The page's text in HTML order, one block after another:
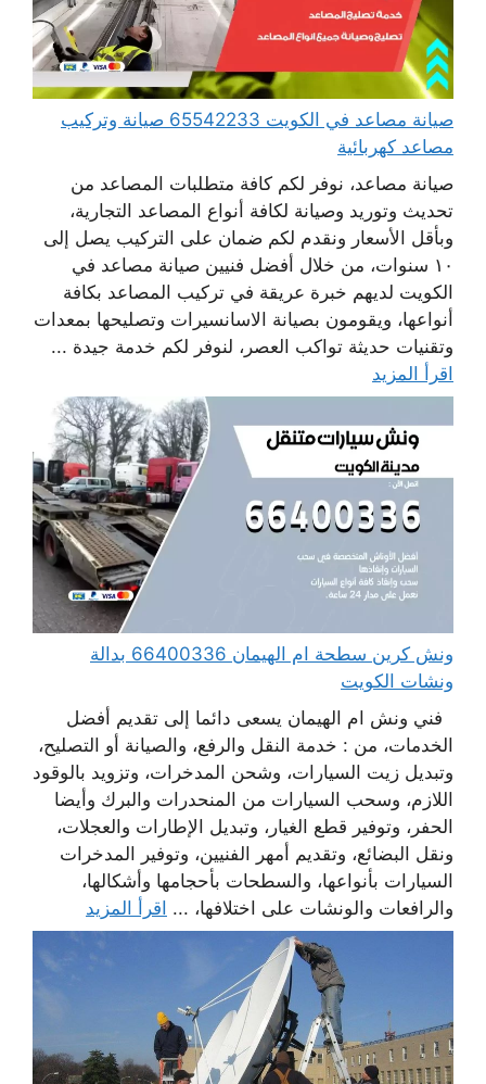
صيانة مصاعد في الكويت 65542233 صيانة وتركيب
مصاعد كهربائية
صيانة مصاعد، نوفر لكم كافة متطلبات المصاعد من
تحديث وتوريد وصيانة لكافة أنواع المصاعد التجارية،
وبأقل الأسعار ونقدم لكم ضمان على التركيب يصل إلى
١٠ سنوات، من خلال أفضل فنيين صيانة مصاعد في
الكويت لديهم خبرة عريقة في تركيب المصاعد بكافة
أنواعها، ويقومون بصيانة الاسانسيرات وتصليحها بمعدات
وتقنيات حديثة تواكب العصر، لنوفر لكم خدمة جيدة ...
اقرأ المزيد
ونش كرين سطحة ام الهيمان 66400336 بدالة
ونشات الكويت
فني ونش ام الهيمان يسعى دائما إلى تقديم أفضل
الخدمات، من : خدمة النقل والرفع، والصيانة أو التصليح،
وتبديل زيت السيارات، وشحن المدخرات، وتزويد بالوقود
اللازم، وسحب السيارات من المنحدرات والبرك وأيضا
الحفر، وتوفير قطع الغيار، وتبديل الإطارات والعجلات،
ونقل البضائع، وتقديم أمهر الفنيين، وتوفير المدخرات
السيارات بأنواعها، والسطحات بأحجامها وأشكالها،
والرافعات والونشات على اختلافها، ... اقرأ المزيد